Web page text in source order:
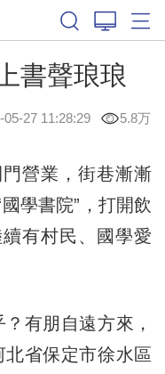
書聲琅琅
05-27 11:28:29 5.8万
營業，街巷漸漸
學書院”，打開飲
有村民、國學愛
有朋自遠方來，
北省保定市徐水區